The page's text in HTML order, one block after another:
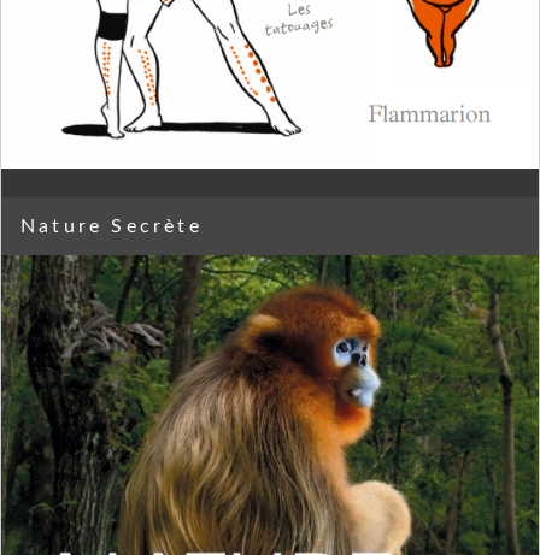
Nature Secrète